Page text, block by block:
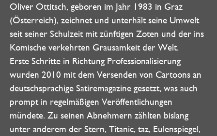
Oliver Ottitsch, geboren im Jahr 1983 in Graz
(Österreich), zeichnet und unterhält seine Umwelt
seit seiner Schulzeit mit zünftigen Zoten und der ins
Komische verkehrten Grausamkeit der Welt.
Erste Schritte in Richtung Professionalisierung
wurden 2010 mit dem Versenden von Cartoons an
deutschsprachige Satiremagazine gesetzt, was auch
prompt in regelmäßigen Veröffentlichungen
mündete. Zu seinen Abnehmern zählten bislang
unter anderem der Stern, Titanic, taz, Eulenspiegel,